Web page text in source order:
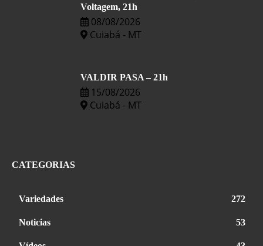
Voltagem, 21h
08/08/2026
Cuiabá - MT
VALDIR PASA – 21h
15/08/2026
Cuiabá - MT
CATEGORIAS
Variedades 272
Noticias 53